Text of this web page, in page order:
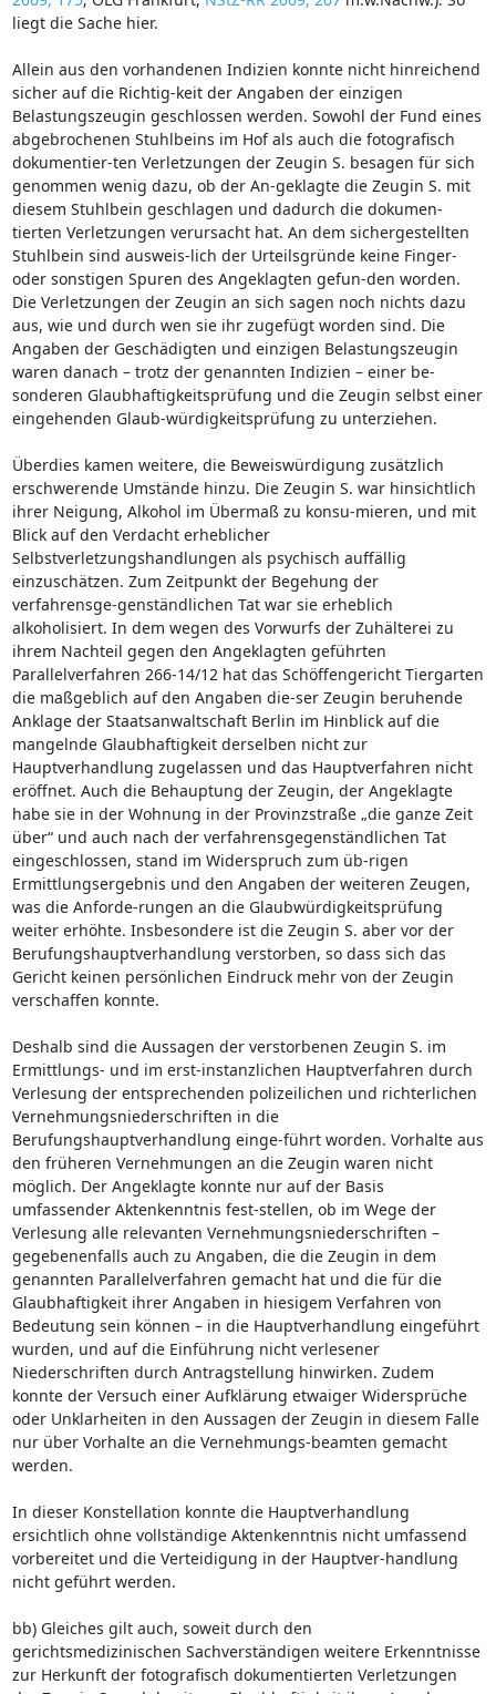
liegt die Sache hier.
Allein aus den vorhandenen Indizien konnte nicht hinreichend
sicher auf die Richtig-keit der Angaben der einzigen
Belastungszeugin geschlossen werden. Sowohl der Fund eines
abgebrochenen Stuhlbeins im Hof als auch die fotografisch
dokumentier-ten Verletzungen der Zeugin S. besagen für sich
genommen wenig dazu, ob der An-geklagte die Zeugin S. mit
diesem Stuhlbein geschlagen und dadurch die dokumen-
tierten Verletzungen verursacht hat. An dem sichergestellten
Stuhlbein sind ausweis-lich der Urteilsgründe keine Finger-
oder sonstigen Spuren des Angeklagten gefun-den worden.
Die Verletzungen der Zeugin an sich sagen noch nichts dazu
aus, wie und durch wen sie ihr zugefügt worden sind. Die
Angaben der Geschädigten und einzigen Belastungszeugin
waren danach – trotz der genannten Indizien – einer be-
sonderen Glaubhaftigkeitsprüfung und die Zeugin selbst einer
eingehenden Glaub-würdigkeitsprüfung zu unterziehen.
Überdies kamen weitere, die Beweiswürdigung zusätzlich
erschwerende Umstände hinzu. Die Zeugin S. war hinsichtlich
ihrer Neigung, Alkohol im Übermaß zu konsu-mieren, und mit
Blick auf den Verdacht erheblicher
Selbstverletzungshandlungen als psychisch auffällig
einzuschätzen. Zum Zeitpunkt der Begehung der
verfahrensge-genständlichen Tat war sie erheblich
alkoholisiert. In dem wegen des Vorwurfs der Zuhälterei zu
ihrem Nachteil gegen den Angeklagten geführten
Parallelverfahren 266-14/12 hat das Schöffengericht Tiergarten
die maßgeblich auf den Angaben die-ser Zeugin beruhende
Anklage der Staatsanwaltschaft Berlin im Hinblick auf die
mangelnde Glaubhaftigkeit derselben nicht zur
Hauptverhandlung zugelassen und das Hauptverfahren nicht
eröffnet. Auch die Behauptung der Zeugin, der Angeklagte
habe sie in der Wohnung in der Provinzstraße „die ganze Zeit
über“ und auch nach der verfahrensgegenständlichen Tat
eingeschlossen, stand im Widerspruch zum üb-rigen
Ermittlungsergebnis und den Angaben der weiteren Zeugen,
was die Anforde-rungen an die Glaubwürdigkeitsprüfung
weiter erhöhte. Insbesondere ist die Zeugin S. aber vor der
Berufungshauptverhandlung verstorben, so dass sich das
Gericht keinen persönlichen Eindruck mehr von der Zeugin
verschaffen konnte.
Deshalb sind die Aussagen der verstorbenen Zeugin S. im
Ermittlungs- und im erst-instanzlichen Hauptverfahren durch
Verlesung der entsprechenden polizeilichen und richterlichen
Vernehmungsniederschriften in die
Berufungshauptverhandlung einge-führt worden. Vorhalte aus
den früheren Vernehmungen an die Zeugin waren nicht
möglich. Der Angeklagte konnte nur auf der Basis
umfassender Aktenkenntnis fest-stellen, ob im Wege der
Verlesung alle relevanten Vernehmungsniederschriften –
gegebenenfalls auch zu Angaben, die die Zeugin in dem
genannten Parallelverfahren gemacht hat und die für die
Glaubhaftigkeit ihrer Angaben in hiesigem Verfahren von
Bedeutung sein können – in die Hauptverhandlung eingeführt
wurden, und auf die Einführung nicht verlesener
Niederschriften durch Antragstellung hinwirken. Zudem
konnte der Versuch einer Aufklärung etwaiger Widersprüche
oder Unklarheiten in den Aussagen der Zeugin in diesem Falle
nur über Vorhalte an die Vernehmungs-beamten gemacht
werden.
In dieser Konstellation konnte die Hauptverhandlung
ersichtlich ohne vollständige Aktenkenntnis nicht umfassend
vorbereitet und die Verteidigung in der Hauptver-handlung
nicht geführt werden.
bb) Gleiches gilt auch, soweit durch den
gerichtsmedizinischen Sachverständigen weitere Erkenntnisse
zur Herkunft der fotografisch dokumentierten Verletzungen